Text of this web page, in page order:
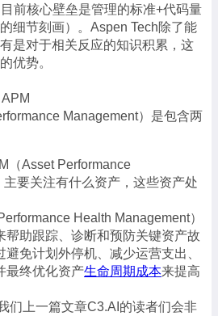
前核心壁垒是管理的标准+代码量
细节刻画）。Aspen Tech除了能
是对于相关反应的知识积累，这
优势。
APM
Management）是包含两
（Asset Performance
主要关注有什么资产，这些资产处
Health Management）
帮助跟踪、诊断和预防关键资产故
避免计划外停机、减少运营支出、
最终优化资产生命周期成本来提高
们上一篇文章C3.AI的读者们会非